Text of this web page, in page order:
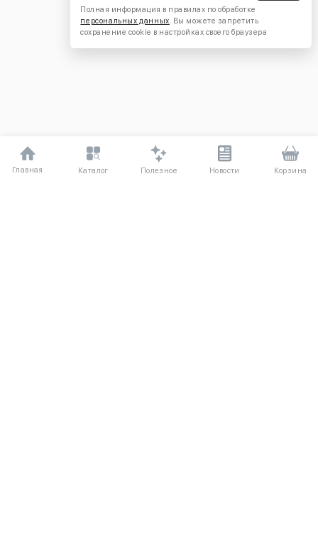
Главная Каталог Полезное Новости Корзина
Полная информация в правилах по обработке
персональных данных . Вы можете запретить
сохранение cookie в настройках своего браузера